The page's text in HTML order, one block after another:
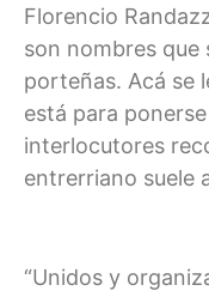
Florencio
son nombres que
porteñas. Acá se
está para
interlocutores
entrerriano suele
“Unidos y